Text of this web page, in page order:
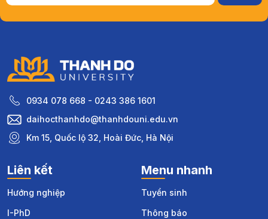
0934 078 668 - 0243 386 1601
daihocthanhdo@thanhdouni.edu.vn
Km 15, Quốc lộ 32, Hoài Đức, Hà Nội
Liên kết
Hướng nghiệp
I-PhD
Menu nhanh
Tuyển sinh
Thông báo